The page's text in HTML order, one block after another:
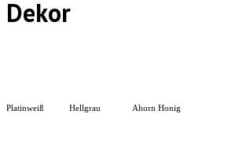
Dekor
Platinweiß Hellgrau Ahorn Honig